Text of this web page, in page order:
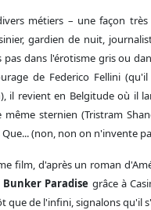
métiers – une façon
gardien de nuit,
dans l'érotisme gris ou
de Federico Fellini
il revient en Belgitude où il
sternien (Tristram
(non, non on n'invente
film, d'après un roman
Bunker Paradise grâce à
de l'infini, signalons qu'il